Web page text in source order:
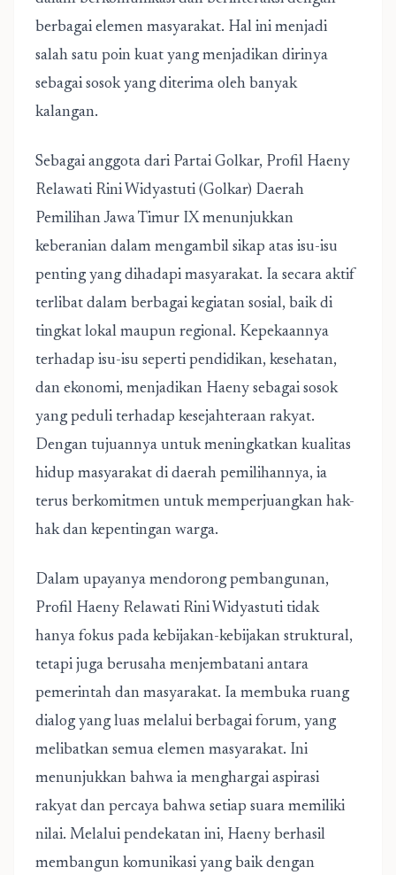
berbagai elemen masyarakat. Hal ini menjadi
salah satu poin kuat yang menjadikan dirinya
sebagai sosok yang diterima oleh banyak
kalangan.
Sebagai anggota dari Partai Golkar, Profil Haeny
Relawati Rini Widyastuti (Golkar) Daerah
Pemilihan Jawa Timur IX menunjukkan
keberanian dalam mengambil sikap atas isu-isu
penting yang dihadapi masyarakat. Ia secara aktif
terlibat dalam berbagai kegiatan sosial, baik di
tingkat lokal maupun regional. Kepekaannya
terhadap isu-isu seperti pendidikan, kesehatan,
dan ekonomi, menjadikan Haeny sebagai sosok
yang peduli terhadap kesejahteraan rakyat.
Dengan tujuannya untuk meningkatkan kualitas
hidup masyarakat di daerah pemilihannya, ia
terus berkomitmen untuk memperjuangkan hak-
hak dan kepentingan warga.
Dalam upayanya mendorong pembangunan,
Profil Haeny Relawati Rini Widyastuti tidak
hanya fokus pada kebijakan-kebijakan struktural,
tetapi juga berusaha menjembatani antara
pemerintah dan masyarakat. Ia membuka ruang
dialog yang luas melalui berbagai forum, yang
melibatkan semua elemen masyarakat. Ini
menunjukkan bahwa ia menghargai aspirasi
rakyat dan percaya bahwa setiap suara memiliki
nilai. Melalui pendekatan ini, Haeny berhasil
membangun komunikasi yang baik dengan